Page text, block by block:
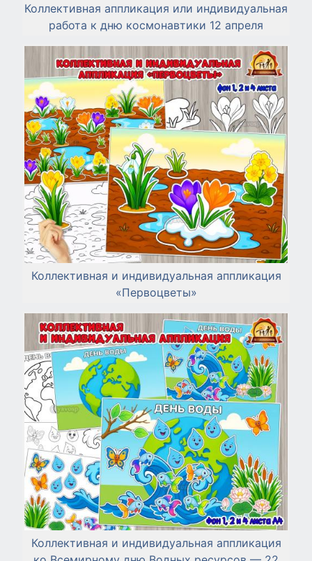
Коллективная аппликация или индивидуальная
работа к дню космонавтики 12 апреля
Коллективная и индивидуальная аппликация
«Первоцветы»
Коллективная и индивидуальная аппликация